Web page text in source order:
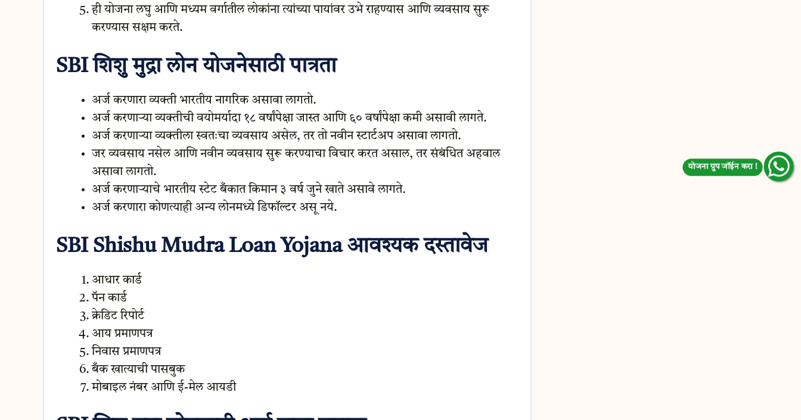
ही योजना लघु आणि मध्यम वर्गातील लोकांना त्यांच्या पायांवर उभे राहण्यास आणि व्यवसाय सुरू
करण्यास सक्षम करते.
SBI शिशु मुद्रा लोन योजनेसाठी पात्रता
अर्ज करणारा व्यक्ती भारतीय नागरिक असावा लागतो.
अर्ज करणाऱ्या व्यक्तीची वयोमर्यादा १८ वर्षांपेक्षा जास्त आणि ६० वर्षांपेक्षा कमी असावी लागते.
अर्ज करणाऱ्या व्यक्तीला स्वतःचा व्यवसाय असेल, तर तो नवीन स्टार्टअप असावा लागतो.
जर व्यवसाय नसेल आणि नवीन व्यवसाय सुरू करण्याचा विचार करत असाल, तर संबंधित अहवाल
असावा लागतो.
अर्ज करणाऱ्याचे भारतीय स्टेट बँकात किमान ३ वर्ष जुने खाते असावे लागते.
अर्ज करणारा कोणत्याही अन्य लोनमध्ये डिफॉल्टर असू नये.
SBI Shishu Mudra Loan Yojana आवश्यक दस्तावेज
आधार कार्ड
पॅन कार्ड
क्रेडिट रिपोर्ट
आय प्रमाणपत्र
निवास प्रमाणपत्र
बँक खात्याची पासबुक
मोबाइल नंबर आणि ई-मेल आयडी
योजना ग्रुप जॉईन करा !